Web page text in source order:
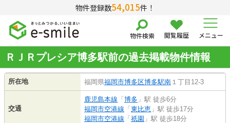
物件登録数54,015件！
物件検索 閲覧履歴 メニュー
ＲＪＲプレシア博多駅前の過去掲載物件情報
所在地 福岡県福岡市博多区博多駅南 １丁目12-3
交通
鹿児島本線 「博多 」駅 徒歩6分
福岡市空港線 「東比恵 」駅 徒歩17分
福岡市空港線 「祇園 」駅 徒歩18分